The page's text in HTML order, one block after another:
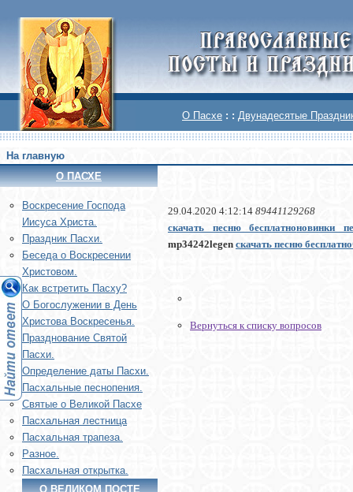
О Пасхе : : Двунадесятые
На главную
О ПАСХЕ
Воскреcение Господа
Иисуса Христа.
Праздник Пасхи.
Беседа о Воскресении
Христовом.
Как встретить Пасху?
О Богослужении в День
Христова Воскресенья.
Празднование Святой
Пасхи.
Определение даты Пасхи.
Пасхальные песнопения.
Святые о Великой Пасхе
Пасхальная лестница
Пасхальная трапеза.
Разное.
Пасхальная открытка.
О ВЕЛИКОМ ПОСТЕ
29.04.2020 4:12:14 89441129268
скачать песню бесплатноновинки
mp34242legen скачать песню бесплатно
Вернуться к списку вопросов